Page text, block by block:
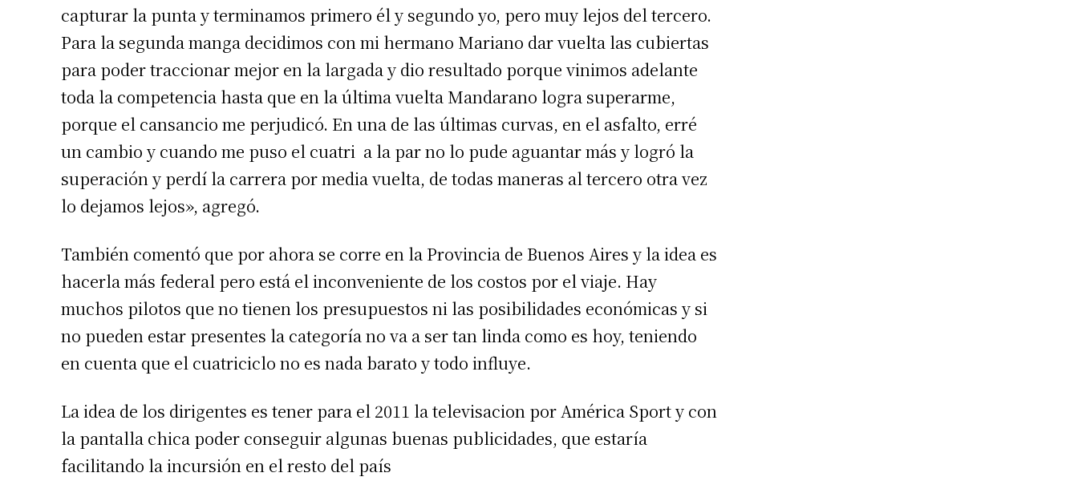
capturar la punta y terminamos primero él y segundo yo, pero muy lejos del tercero.
Para la segunda manga decidimos con mi hermano Mariano dar vuelta las cubiertas
para poder traccionar mejor en la largada y dio resultado porque vinimos adelante
toda la competencia hasta que en la última vuelta Mandarano logra superarme,
porque el cansancio me perjudicó. En una de las últimas curvas, en el asfalto, erré
un cambio y cuando me puso el cuatri a la par no lo pude aguantar más y logró la
superación y perdí la carrera por media vuelta, de todas maneras al tercero otra vez
lo dejamos lejos», agregó.
También comentó que por ahora se corre en la Provincia de Buenos Aires y la idea es
hacerla más federal pero está el inconveniente de los costos por el viaje. Hay
muchos pilotos que no tienen los presupuestos ni las posibilidades económicas y si
no pueden estar presentes la categoría no va a ser tan linda como es hoy, teniendo
en cuenta que el cuatriciclo no es nada barato y todo influye.
La idea de los dirigentes es tener para el 2011 la televisacion por América Sport y con
la pantalla chica poder conseguir algunas buenas publicidades, que estaría
facilitando la incursión en el resto del país